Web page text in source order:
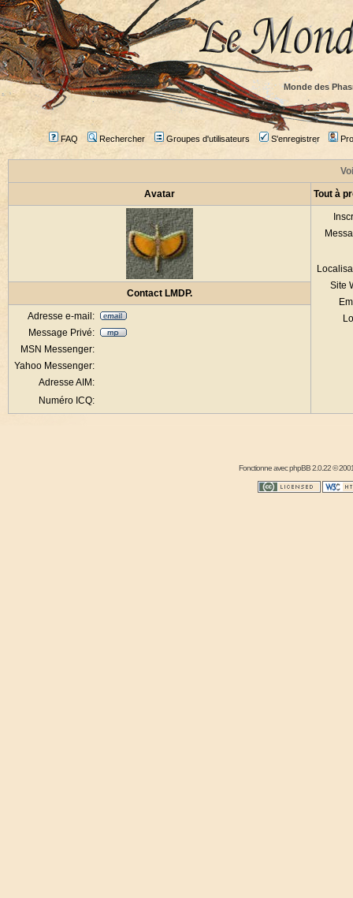
Monde des
FAQ Rechercher Groupes d'utilisateurs S'enregistrer
Avatar Tout à
Site
Contact LMDP.
Adresse e-mail:
Message Privé:
MSN Messenger:
Yahoo Messenger:
Adresse AIM:
Numéro ICQ:
Fonctionne avecphpBB2.0.22 ©